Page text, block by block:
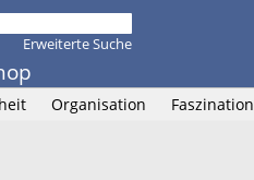
Erweiterte Suche
Organisation Faszination